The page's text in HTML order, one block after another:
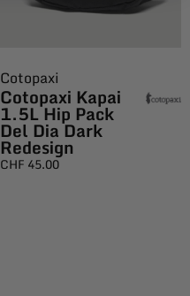
Cotopaxi
Cotopaxi Kapai
1.5L Hip Pack
Del Dia Dark
Redesign
CHF 45.00